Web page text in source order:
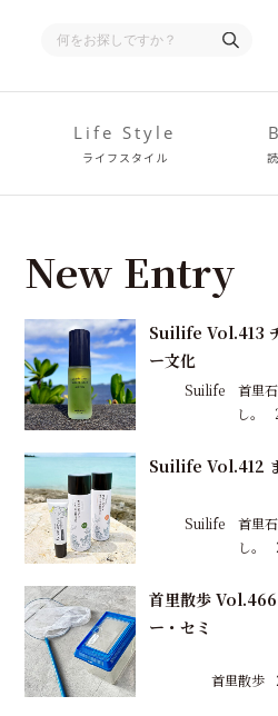
Life Style
ライフスタイル
New Entry
Suilife Vol.413
ー文化
Suilife 首里石
し。
Suilife Vol.412
Suilife 首里石
し。
首里散歩 Vol.466
ー・セミ
首里散歩